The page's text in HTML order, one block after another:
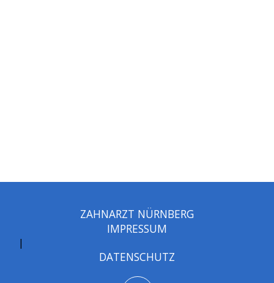
ZAHNARZT NÜRNBERG
IMPRESSUM
|
DATENSCHUTZ